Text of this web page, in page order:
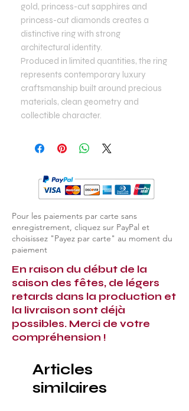
gold, princess-cut sapphires and
princess-cut diamonds creates a
distinctive ring with strong
architectural identity.
Produced in limited quantities, the ring
represents contemporary luxury
craftsmanship built around precious
materials, clean geometry and
collectible character.
Pour les paiements par carte sans
enregistrement, cliquez sur PayPal et
choisissez "Payez par carte" au moment du
paiement
En raison du début de la
saison des fêtes, de légers
retards dans la production et
la livraison sont déjà
possibles. Merci de votre
compréhension !
Articles
similaires